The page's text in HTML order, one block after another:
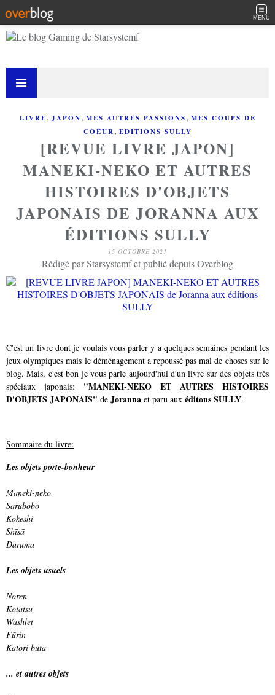
MENU
LIVRE, JAPON, MES AUTRES PASSIONS, MES COUPS DE
COEUR, EDITIONS SULLY
[REVUE LIVRE JAPON]
MANEKI-NEKO ET AUTRES
HISTOIRES D'OBJETS
JAPONAIS DE JORANNA AUX
ÉDITIONS SULLY
15 OCTOBRE 2021
Rédigé par Starsystemf et publié depuis Overblog
C'est un livre dont je voulais vous parler y a quelques semaines pendant les
jeux olympiques mais le déménagement a repoussé pas mal de choses sur le
blog. Mais, c'est bon je vous parle aujourd'hui d'un livre sur des objets très
spéciaux japonais: "MANEKI-NEKO ET AUTRES HISTOIRES
D'OBJETS JAPONAIS" de Joranna et paru aux éditons SULLY.
Sommaire du livre:
Les objets porte-bonheur
Maneki-neko
Sarubobo
Kokeshi
Shīsā
Daruma
Les objets usuels
Noren
Kotatsu
Washlet
Fūrin
Katori buta
... et autres objets